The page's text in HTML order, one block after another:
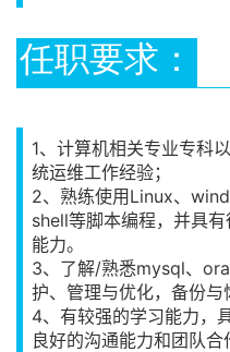
任职要求：
1、计算机相关专业专科
统运维工作经验；
2、熟练使用Linux、
shell等脚本编程，并具
能力。
3、了解/熟悉mysql、
护、管理与优化，备份与
4、有较强的学习能力，
良好的沟通能力和团队合